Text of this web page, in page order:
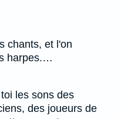
chants, et l'on
harpes.…
les sons des
des joueurs de